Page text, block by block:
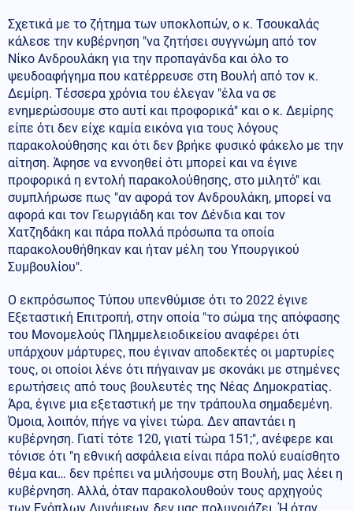
Σχετικά με το ζήτημα των υποκλοπών, ο κ. Τσουκαλάς
κάλεσε την κυβέρνηση "να ζητήσει συγγνώμη από τον
Νίκο Ανδρουλάκη για την προπαγάνδα και όλο το
ψευδοαφήγημα που κατέρρευσε στη Βουλή από τον κ.
Δεμίρη. Τέσσερα χρόνια του έλεγαν "έλα να σε
ενημερώσουμε στο αυτί και προφορικά" και ο κ. Δεμίρης
είπε ότι δεν είχε καμία εικόνα για τους λόγους
παρακολούθησης και ότι δεν βρήκε φυσικό φάκελο με την
αίτηση. Άφησε να εννοηθεί ότι μπορεί και να έγινε
προφορικά η εντολή παρακολούθησης, στο μιλητό" και
συμπλήρωσε πως "αν αφορά τον Ανδρουλάκη, μπορεί να
αφορά και τον Γεωργιάδη και τον Δένδια και τον
Χατζηδάκη και πάρα πολλά πρόσωπα τα οποία
παρακολουθήθηκαν και ήταν μέλη του Υπουργικού
Συμβουλίου".
Ο εκπρόσωπος Τύπου υπενθύμισε ότι το 2022 έγινε
Εξεταστική Επιτροπή, στην οποία "το σώμα της απόφασης
του Μονομελούς Πλημμελειοδικείου αναφέρει ότι
υπάρχουν μάρτυρες, που έγιναν αποδεκτές οι μαρτυρίες
τους, οι οποίοι λένε ότι πήγαιναν με σκονάκι με στημένες
ερωτήσεις από τους βουλευτές της Νέας Δημοκρατίας.
Άρα, έγινε μια εξεταστική με την τράπουλα σημαδεμένη.
Όμοια, λοιπόν, πήγε να γίνει τώρα. Δεν απαντάει η
κυβέρνηση. Γιατί τότε 120, γιατί τώρα 151;", ανέφερε και
τόνισε ότι "η εθνική ασφάλεια είναι πάρα πολύ ευαίσθητο
θέμα και… δεν πρέπει να μιλήσουμε στη Βουλή, μας λέει η
κυβέρνηση. Αλλά, όταν παρακολουθούν τους αρχηγούς